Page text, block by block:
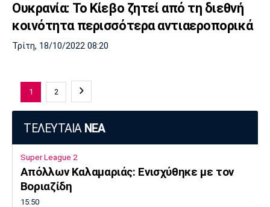
Ουκρανία: Το Κίεβο ζητεί από τη διεθνή
κοινότητα περισσότερα αντιαεροπορικά
Τρίτη, 18/10/2022 08:20
1 2
ΤΕΛΕΥΤΑΙΑ ΝΕΑ
Super League 2
Απόλλων Καλαμαριάς: Ενισχύθηκε με τον
Βοριαζίδη
15:50